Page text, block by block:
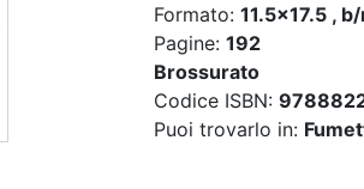
Formato: 11.5x17.5 ,
Pagine: 192
Brossurato
Codice ISBN:
Puoi trovarlo in: